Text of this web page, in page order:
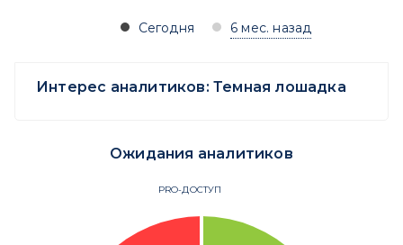
Сегодня 6 мес. назад
Интерес аналитиков: Темная лошадка
Ожидания аналитиков
PRO-ДОСТУП